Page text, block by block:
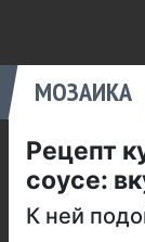
МОЗАИКА
Рецепт
соусе:
К ней